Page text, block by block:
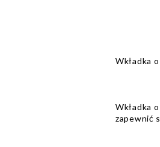
Wkładka
Wkładka
zapewnić